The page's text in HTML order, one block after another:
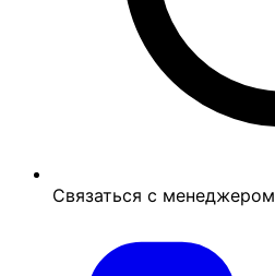
Связаться с менеджером